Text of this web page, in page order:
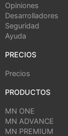
Opiniones
Desarrolladores
Seguridad
Ayuda
PRECIOS
Precios
PRODUCTOS
MN ONE
MN ADVANCE
MN PREMIUM